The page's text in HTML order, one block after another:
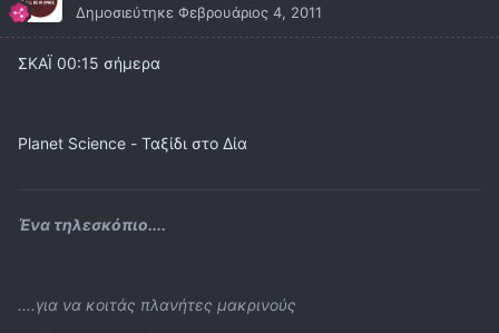
Δημοσιεύτηκε Φεβρουάριος 4, 2011
ΣΚΑΪ 00:15 σήμερα
Planet Science - Ταξίδι στο Δία
Ένα τηλεσκόπιο....
....για να κοιτάς πλανήτες μακρινούς